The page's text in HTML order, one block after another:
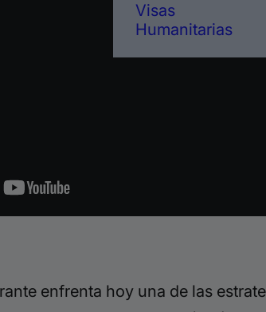
Visas
Humanitarias
enfrenta hoy una de las